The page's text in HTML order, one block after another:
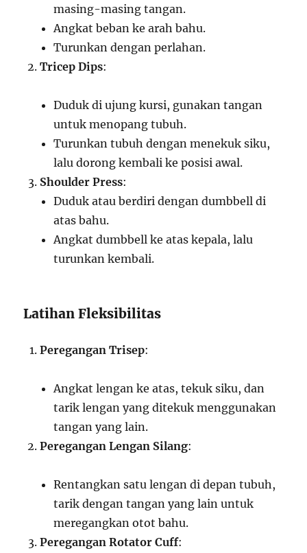
masing-masing tangan.
Angkat beban ke arah bahu.
Turunkan dengan perlahan.
Tricep Dips:
Duduk di ujung kursi, gunakan tangan
untuk menopang tubuh.
Turunkan tubuh dengan menekuk siku,
lalu dorong kembali ke posisi awal.
Shoulder Press:
Duduk atau berdiri dengan dumbbell di
atas bahu.
Angkat dumbbell ke atas kepala, lalu
turunkan kembali.
Latihan Fleksibilitas
Peregangan Trisep:
Angkat lengan ke atas, tekuk siku, dan
tarik lengan yang ditekuk menggunakan
tangan yang lain.
Peregangan Lengan Silang:
Rentangkan satu lengan di depan tubuh,
tarik dengan tangan yang lain untuk
meregangkan otot bahu.
Peregangan Rotator Cuff: